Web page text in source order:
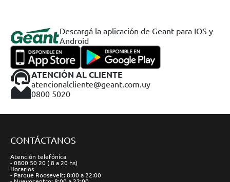
Descargá la aplicación de Geant para IOS y
Android
ATENCIÓN AL CLIENTE
atencionalcliente@geant.com.uy
0800 5020
CONTÁCTANOS
Atención telefónica
- 0800 50 20 ( 8 a 20 hs)
Horarios
- Parque Roosevelt: 8:00 a 22:00